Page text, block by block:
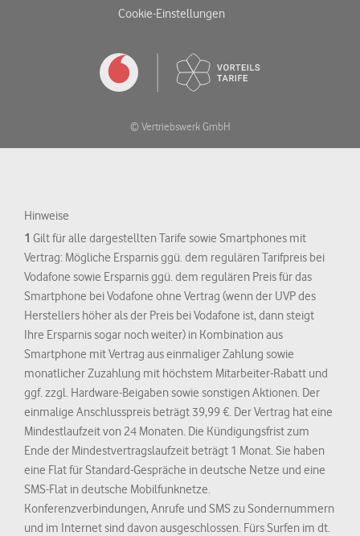
Cookie-Einstellungen
© Vertriebswerk GmbH
Hinweise
1 Gilt für alle dargestellten Tarife sowie Smartphones mit
Vertrag: Mögliche Ersparnis ggü. dem regulären Tarifpreis bei
Vodafone sowie Ersparnis ggü. dem regulären Preis für das
Smartphone bei Vodafone ohne Vertrag (wenn der UVP des
Herstellers höher als der Preis bei Vodafone ist, dann steigt
Ihre Ersparnis sogar noch weiter) in Kombination aus
Smartphone mit Vertrag aus einmaliger Zahlung sowie
monatlicher Zuzahlung mit höchstem Mitarbeiter-Rabatt und
ggf. zzgl. Hardware-Beigaben sowie sonstigen Aktionen. Der
einmalige Anschlusspreis beträgt 39,99 €. Der Vertrag hat eine
Mindestlaufzeit von 24 Monaten. Die Kündigungsfrist zum
Ende der Mindestvertragslaufzeit beträgt 1 Monat. Sie haben
eine Flat für Standard-Gespräche in deutsche Netze und eine
SMS-Flat in deutsche Mobilfunknetze.
Konferenzverbindungen, Anrufe und SMS zu Sondernummern
und im Internet sind davon ausgeschlossen. Fürs Surfen im dt.